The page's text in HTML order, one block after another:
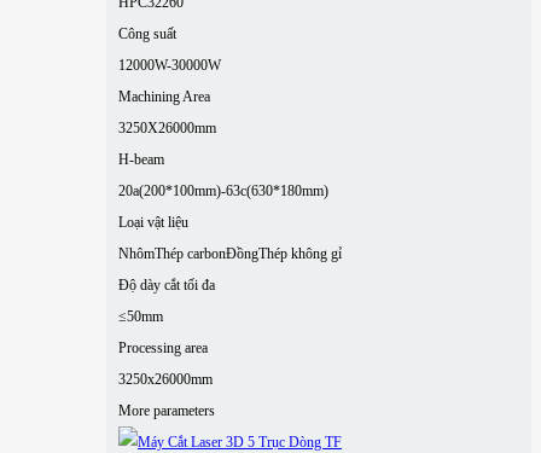
Công suất
12000W-30000W
Machining Area
3250X26000mm
H-beam
20a(200*100mm)-63c(630*180mm)
Loại vật liệu
NhômThép carbonĐồngThép không gỉ
Độ dày cắt tối đa
≤50mm
Processing area
3250x26000mm
More parameters